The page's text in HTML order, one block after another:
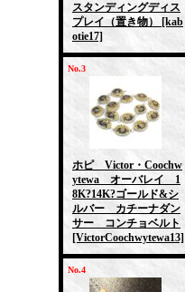
スタンディングディス
プレイ（置き物）
[kab
otie17]
No.3
ホピ Victor・Coochw
ytewa オーバレイ 1
8K?14K?ゴールド&シ
ルバー カチーナダン
サー コンチョベルト
[VictorCoochwytewa13]
No.4